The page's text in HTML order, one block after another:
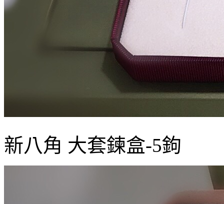
新八角 大套鍊盒-5鉤